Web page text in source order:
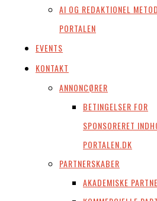
AI OG REDAKTIONEL
PORTALEN
EVENTS
KONTAKT
ANNONCØRER
BETINGELSER FOR
SPONSORERET
PORTALEN.DK
PARTNERSKABER
AKADEMISKE